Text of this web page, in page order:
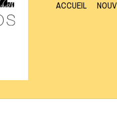
ACCUEIL